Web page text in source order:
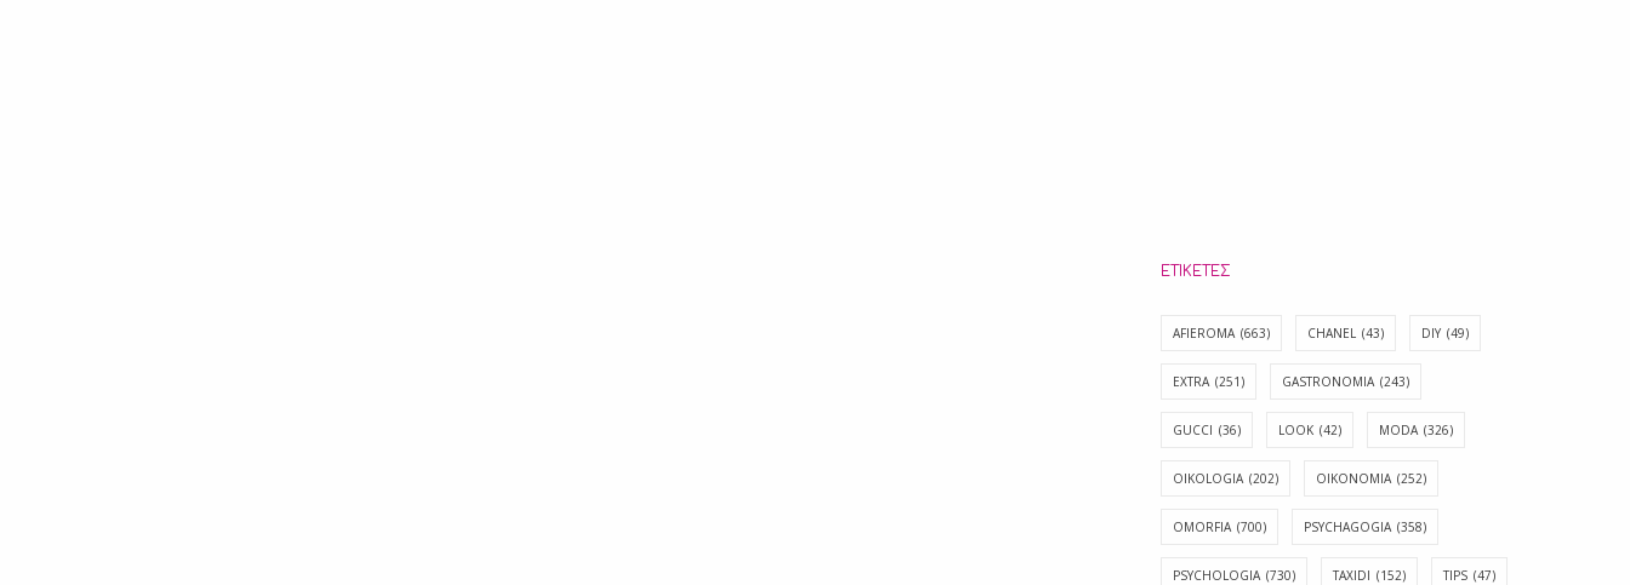
ΕΤΙΚΈΤΕΣ
AFIEROMA (663) CHANEL (43) DIY (49)
EXTRA (251) GASTRONOMIA (243)
GUCCI (36) LOOK (42) MODA (326)
OIKOLOGIA (202) OIKONOMIA (252)
OMORFIA (700) PSYCHAGOGIA (358)
PSYCHOLOGIA (730) TAXIDI (152) TIPS (47)